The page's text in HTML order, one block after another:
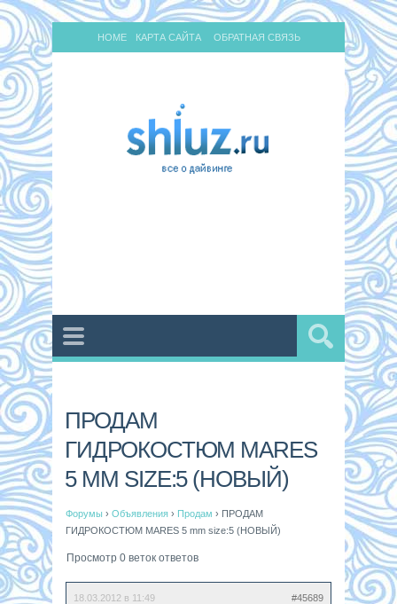
HOME КАРТА САЙТА ОБРАТНАЯ СВЯЗЬ
ПРОДАМ
ГИДРОКОСТЮМ MARES
5 MM SIZE:5 (НОВЫЙ)
Форумы › Объявления › Продам › ПРОДАМ
ГИДРОКОСТЮМ MARES 5 mm size:5 (НОВЫЙ)
Просмотр 0 веток ответов
18.03.2012 в 11:49 #45689